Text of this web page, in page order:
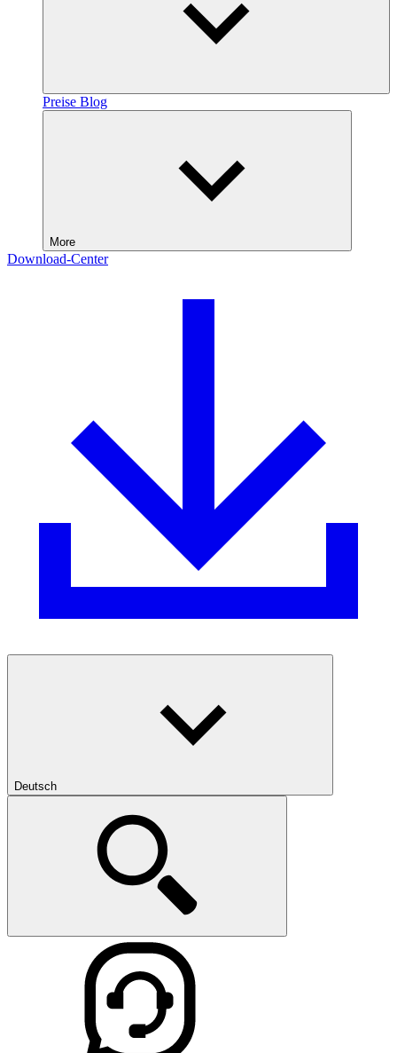
Preise Blog
More
Download-Center
Deutsch